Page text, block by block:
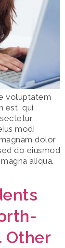
voluptatem
est, qui
modi
dolor
do eiusmod
aliqua.
Other